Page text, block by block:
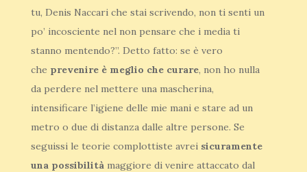
tu, Denis Naccari che stai scrivendo, non ti senti un
po’ incosciente nel non pensare che i media ti
stanno mentendo?”. Detto fatto: se è vero
che prevenire è meglio che curare, non ho nulla
da perdere nel mettere una mascherina,
intensificare l’igiene delle mie mani e stare ad un
metro o due di distanza dalle altre persone. Se
seguissi le teorie complottiste avrei sicuramente
una possibilità maggiore di venire attaccato dal